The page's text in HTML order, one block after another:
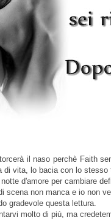
il naso perchè Faith
di vita, lo bacia con lo
d'amore per cambiare
scena non manca e io non
gradevole questa lettura.
molto di più, ma